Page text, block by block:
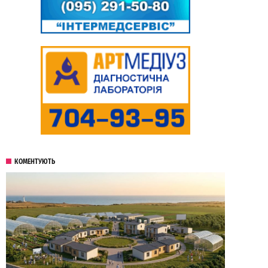
КОМЕНТУЮТЬ